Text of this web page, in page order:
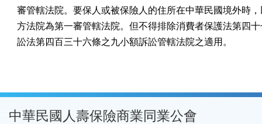
審管轄法院。要保人或被保險人的住所在中華民國境外時
方法院為第一審管轄法院。但不得排除消費者保護法第四
訟法第四百三十六條之九小額訴訟管轄法院之適用。
:::中華民國人壽保險商業同業公會